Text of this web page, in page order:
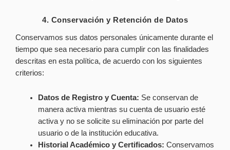
4. Conservación y Retención de Datos
Conservamos sus datos personales únicamente durante el
tiempo que sea necesario para cumplir con las finalidades
descritas en esta política, de acuerdo con los siguientes
criterios:
Datos de Registro y Cuenta: Se conservan de
manera activa mientras su cuenta de usuario esté
activa y no se solicite su eliminación por parte del
usuario o de la institución educativa.
Historial Académico y Certificados: Conservamos